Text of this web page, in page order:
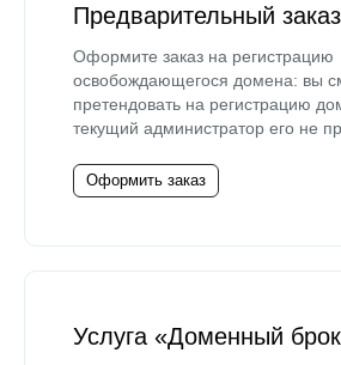
Предварительный заказ
Оформите заказ на регистрацию
освобождающегося домена: вы
претендовать на регистрацию
текущий администратор его не
Оформить заказ
Услуга «Доменный